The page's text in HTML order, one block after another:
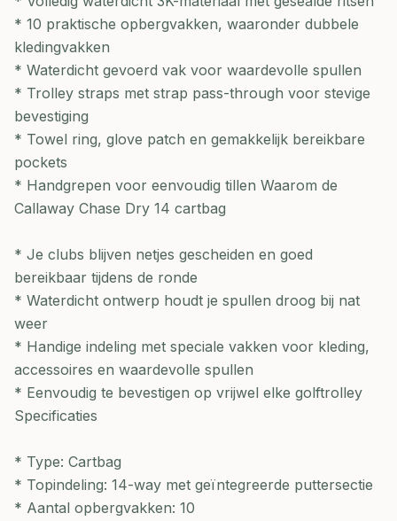
* 10 praktische opbergvakken, waaronder dubbele
kledingvakken
* Waterdicht gevoerd vak voor waardevolle spullen
* Trolley straps met strap pass-through voor stevige
bevestiging
* Towel ring, glove patch en gemakkelijk bereikbare
pockets
* Handgrepen voor eenvoudig tillen Waarom de
Callaway Chase Dry 14 cartbag
* Je clubs blijven netjes gescheiden en goed
bereikbaar tijdens de ronde
* Waterdicht ontwerp houdt je spullen droog bij nat
weer
* Handige indeling met speciale vakken voor kleding,
accessoires en waardevolle spullen
* Eenvoudig te bevestigen op vrijwel elke golftrolley
Specificaties
* Type: Cartbag
* Topindeling: 14-way met geïntegreerde puttersectie
* Aantal opbergvakken: 10